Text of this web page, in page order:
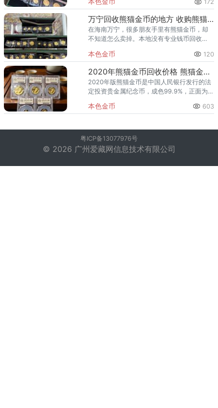
相、版别（普制币或精制币）以及是否原盒
原证等多种因素影响。想要
172
万宁回收熊猫金币的地方 收购熊猫金币正规渠道
在海南万宁，很多朋友手里有熊猫金币，却
不知道怎么卖掉。本地没有专业钱币回收
骗。其实您不用愁——全国正规回收机构已
全面覆盖万宁全市，包括万城镇、兴
本色金币 120
2020年熊猫金币回收价格 熊猫金币最新市场行情
2020年版熊猫金币是中国人民银行发行的法
定投资贵金属纪念币，成色99.9%，正面为天
金价持续高位影响，当前熊猫金币回收行情
本色金币 603
粤ICP备13077976号
© 2026 广州爱藏网信息技术有限公司